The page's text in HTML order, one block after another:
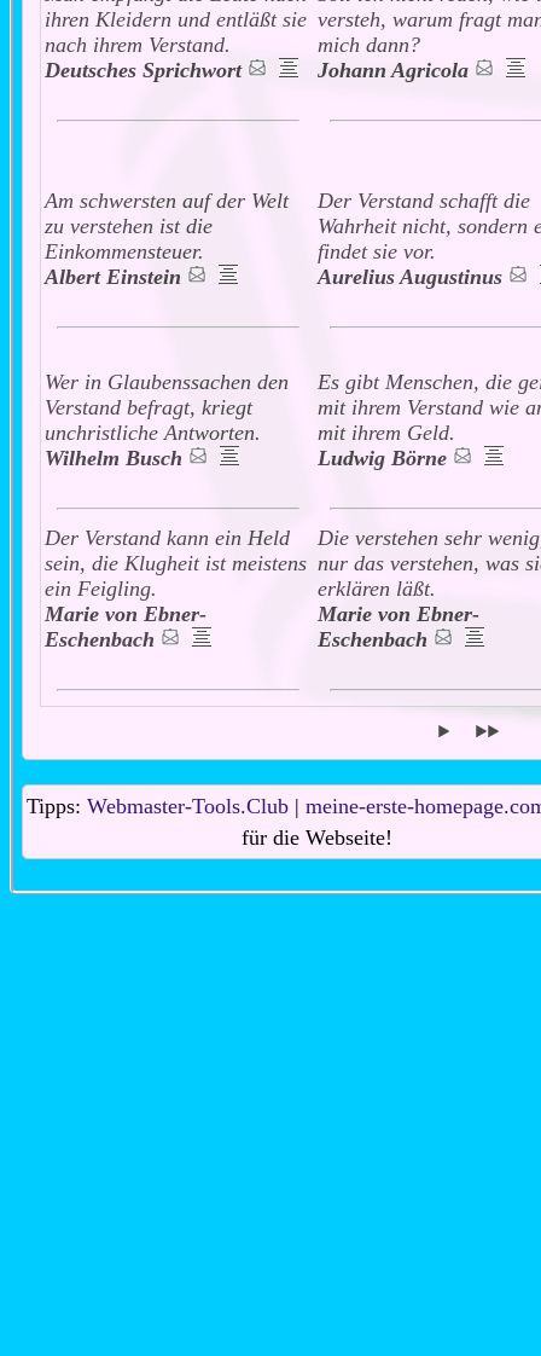
ihren Kleidern und entläßt sie
nach ihrem Verstand.
Deutsches Sprichwort
versteh, warum fragt
mich dann?
Johann Agricola
Am schwersten auf der Welt
zu verstehen ist die
Einkommensteuer.
Albert Einstein
Der Verstand schafft die
Wahrheit nicht, sondern
findet sie vor.
Aurelius Augustinus
Wer in Glaubenssachen den
Verstand befragt, kriegt
unchristliche Antworten.
Wilhelm Busch
Es gibt Menschen, die
mit ihrem Verstand wie
mit ihrem Geld.
Ludwig Börne
Der Verstand kann ein Held
sein, die Klugheit ist meistens
ein Feigling.
Marie von Ebner-
Eschenbach
Die verstehen sehr
nur das verstehen, was
erklären läßt.
Marie von Ebner-
Eschenbach
Tipps:Webmaster-Tools.Club |meine-erste-
für die Webseite!